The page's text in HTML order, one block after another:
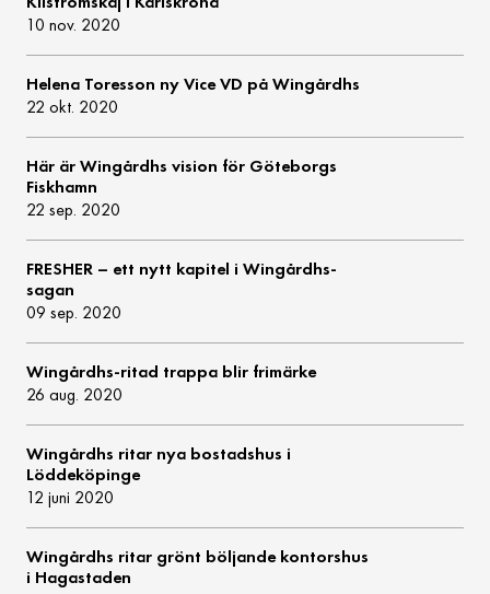
10 nov. 2020
Helena Toresson ny Vice VD på Wingårdhs
22 okt. 2020
Här är Wingårdhs vision för Göteborgs
Fiskhamn
22 sep. 2020
FRESHER – ett nytt kapitel i Wingårdhs-
sagan
09 sep. 2020
Wingårdhs-ritad trappa blir frimärke
26 aug. 2020
Wingårdhs ritar nya bostadshus i
Löddeköpinge
12 juni 2020
Wingårdhs ritar grönt böljande kontorshus
i Hagastaden